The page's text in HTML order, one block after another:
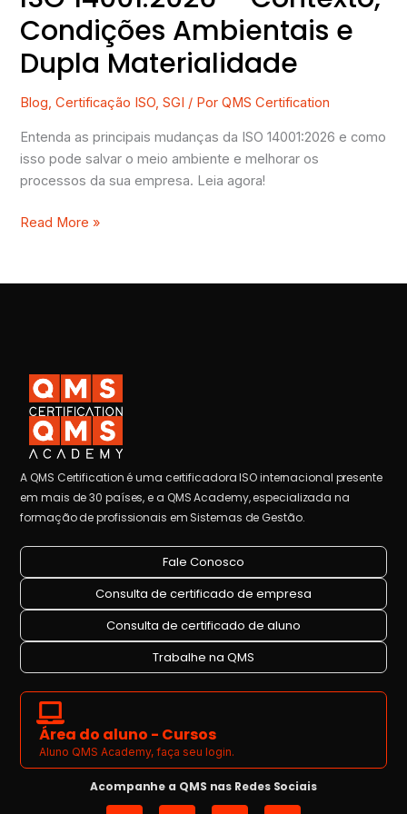
Condições Ambientais e
Dupla Materialidade
Blog,Certificação ISO,SGI / PorQMS Certification
Entenda as principais mudanças da ISO 14001:2026 e como
isso pode salvar o meio ambiente e melhorar os
processos da sua empresa. Leia agora!
Read More »
A QMS Certification é uma certificadora ISO internacional presente
em mais de 30 países, e a QMS Academy, especializada na
formação de profissionais em Sistemas de Gestão.
Fale Conosco
Consulta de certificado de empresa
Consulta de certificado de aluno
Trabalhe na QMS
Área do aluno - Cursos
Aluno QMS Academy, faça seu login.
Acompanhe a QMS nas Redes Sociais